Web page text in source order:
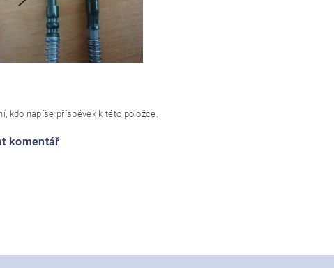
kdo napíše příspěvek k této položce.
komentář